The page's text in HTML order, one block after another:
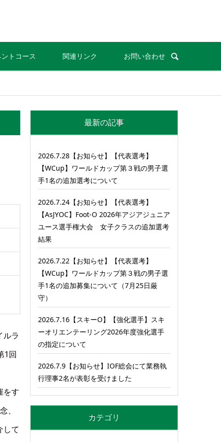
トコース 関連リンク お問い合わせ
ルラ
1回
をす
、
して
最新の記事
2026.7.28【お知らせ】【代表選考】
【WCup】ワールドカップ第３戦の男子選
手1名の追加選考について
2026.7.24【お知らせ】【代表選考】
【AsJYOC】Foot-O 2026年アジアジュニア
ユース選手権大会 女子クラスの追加選考
結果
2026.7.22【お知らせ】【代表選考】
【WCup】ワールドカップ第３戦の男子選
手1名の追加募集について（7月25日厳
守）
2026.7.16【スキーO】【強化選手】スキ
ーオリエンテーリング2026年度強化選手
の指定について
2026.7.9【お知らせ】IOF総会にて業務執
行理事2名が表彰を受けました
カテゴリ